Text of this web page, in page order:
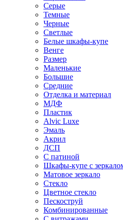
Серые
Темные
Черные
Светлые
Белые шкафы-купе
Венге
Размер
Маленькие
Большие
Средние
Отделка и материал
МДФ
Пластик
Alvic Luxe
Эмаль
Акрил
ДСП
С патиной
Шкафы-купе с
Матовое зеркало
Стекло
Цветное стекло
Пескоструй
Комбинированные